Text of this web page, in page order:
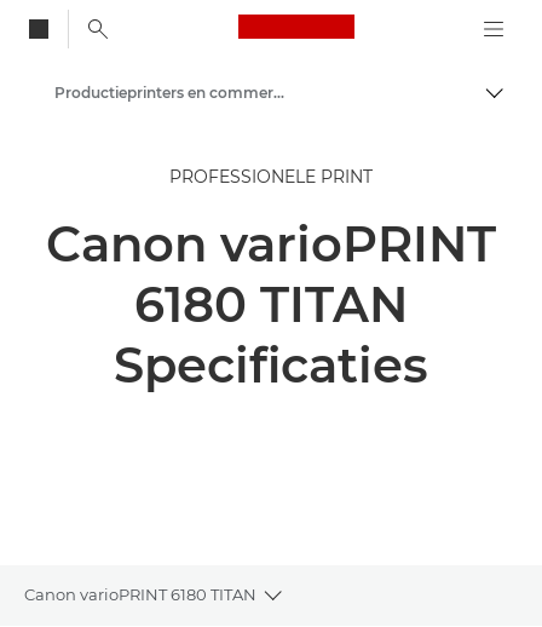
Canon Logo, back
Oplossingen en services
Zakelijke producten
Productieprinters en commerciële printers
PROFESSIONELE PRINT
Canon varioPRINT
6180 TITAN
Specificaties
Canon varioPRINT 6180 TITAN
Toggle breadcrumbs